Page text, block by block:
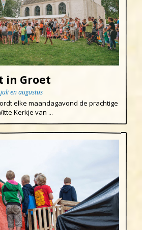
in Groet
en augustus
elke maandagavond de prachtige
Kerkje van ...